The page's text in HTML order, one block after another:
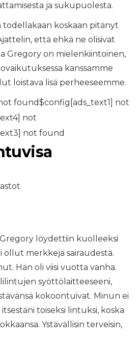
ja sukupuolesta.
todellakaan koskaan pitänyt
että ehkä ne olisivat
Gregory on mielenkiintoinen,
kanssamme
loistava lisä perheeseemme.
found$config[ads_text1] not
not
not found
löydettiin kuolleeksi
ollut merkkejä sairaudesta.
Hän oli viisi vuotta vanha.
syöttölaitteeseeni,
kokoontuivat. Minun ei
toiseksi lintuksi, koska
Ystävällisin terveisin,